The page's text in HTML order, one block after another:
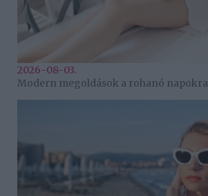
2026-08-03.
Modern megoldások a rohanó napokra